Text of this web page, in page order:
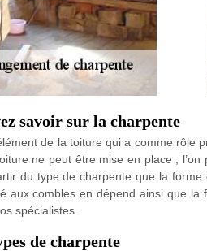
savoir sur la charpente
de la toiture qui a comme rôle
ne peut être mise en place ;
du type de charpente que la
aux combles en dépend ainsi que
spécialistes.
de charpente